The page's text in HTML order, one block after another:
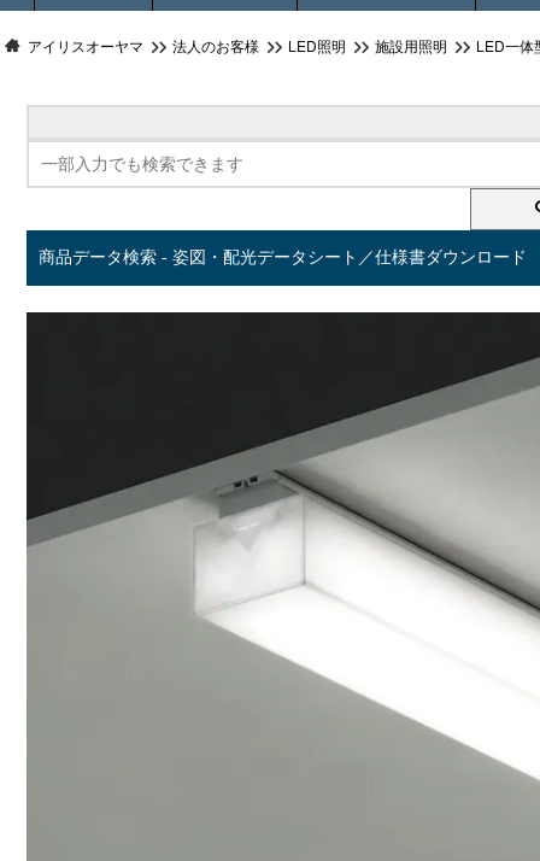
アイリスオーヤマ 法人のお客様 LED照明 施設用照明 LED一体
商品データ検索 - 姿図・配光データシート／仕様書ダウンロード